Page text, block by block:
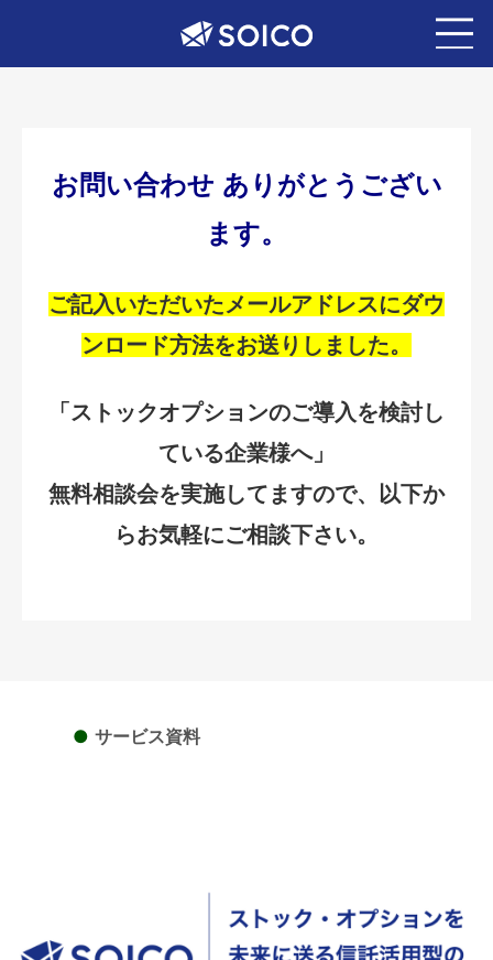
お問い合わせ ありがとうござい
ます。
ご記入いただいたメールアドレスにダウ
ンロード方法をお送りしました。
「ストックオプションのご導入を検討し
ている企業様へ」
無料相談会を実施してますので、以下か
らお気軽にご相談下さい。
● サービス資料